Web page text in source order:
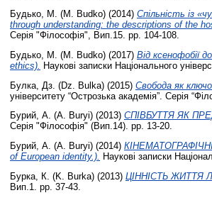
Будько, М. (M. Budko) (2014) Спільність із
through understanding: the descriptions of the
Серія "Філософія", Вип.15. pp. 104-108.
Будько, М. (M. Budko) (2017) Від ксенофобії
ethics).
Наукові записки Національного
Булка, Дз. (Dz. Bulka) (2015) Свобода як
університету “Острозька академія”. Серія
Бурий, А. (A. Buryi) (2013) СПІВБУТТЯ ЯК
Серія "Філософія" (Вип.14). pp. 13-20.
Бурий, А. (A. Buryi) (2014)
of European identity.). Наукові записки
Бурка, К. (K. Burka) (2013) ЦІННІСТЬ ЖИТТЯ
Вип.1. pp. 37-43.